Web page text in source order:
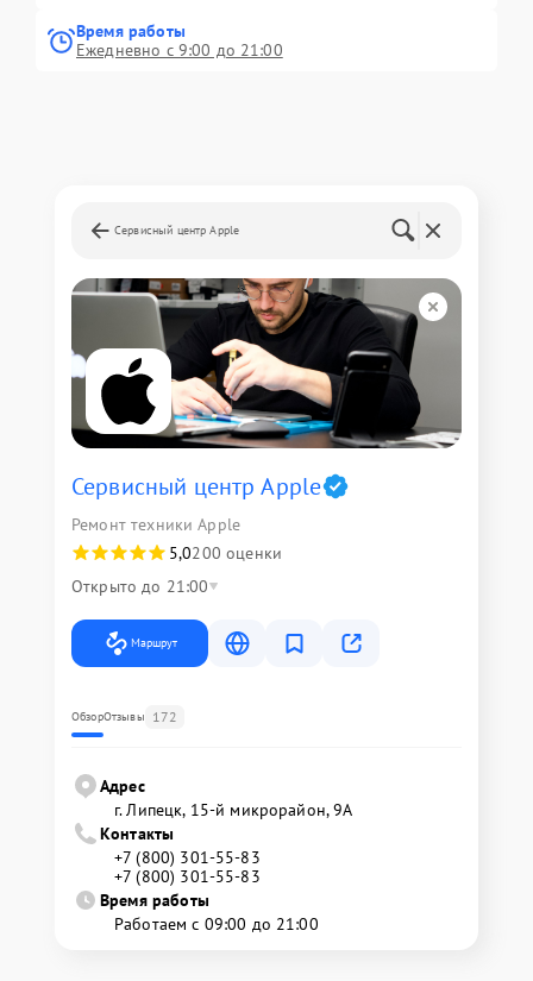
Время работы
Ежедневно с 9:00 до 21:00
Сервисный центр Apple
Сервисный центр Apple
Ремонт техники Apple
5,0200 оценки
Открыто до 21:00
Маршрут
ОбзорОтзывы 172
Адрес
г. Липецк, 15-й микрорайон, 9А
Контакты
+7 (800) 301-55-83
+7 (800) 301-55-83
Время работы
Работаем с 09:00 до 21:00